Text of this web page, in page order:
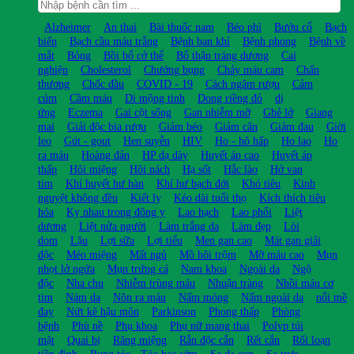
Alzheimer An thai Bài thuốc nam Béo phì Bướu cổ
Bạch
biến
Bạch cầu máu trắng Bệnh ban khỉ Bệnh phong
Bệnh về
mắt
Bỏng Bồi bổ cở thể Bổ thận tráng dương
Cai
nghiện
Cholesterol Chướng bụng Chảy máu cam
Chấn
thương
Chốc đầu COVID - 19 Cách ngâm rượu
Cảm
cúm
Cầm máu Di mộng tinh Dong riềng đỏ
dị
ứng
Eczema Gai cột sống Gan nhiễm mỡ Ghẻ lở
Giang
mai
Giải độc bia rượu Giảm béo Giảm cân Giảm đau
Giời
leo
Gút - gout Hen suyễn HIV Ho - hô hấp Ho lao
Ho
ra máu
Hoàng đản HP dạ dày Huyết áp cao
Huyết áp
thấp
Hôi miệng Hôi nách Hạ sốt Hắc lào
Hở van
tim
Khí huyết hư hàn Khí hư bạch đới Khó tiêu
Kinh
nguyệt không đều
Kiết lỵ Kéo dài tuổi thọ
Kích thích tiêu
hóa
Kỵ nhau trong đông y Lao hạch Lao phổi
Liệt
dương
Liệt nửa người Làm trắng da Làm đẹp
Lòi
dom
Lậu Lợi sữa Lợi tiểu Men gan cao
Mát gan giải
độc
Méo miệng Mất ngủ Mồ hôi trộm Mỡ máu cao
Mụn
nhọt lở ngứa
Mụn trứng cá Nam khoa Ngoài da
Ngộ
độc
Nha chu Nhiễm trùng máu Nhuận tràng
Nhồi máu cơ
tim
Nám da Nôn ra máu Nấm móng Nấm ngoài da
nổi mề
đay
Nứt kẽ hậu môn Parkinson Phong thấp
Phòng
bệnh
Phù nề Phụ khoa Phụ nữ mang thai
Polyp túi
mật
Quai bị Răng miệng Rắn độc cắn Rết cắn
Rối loạn